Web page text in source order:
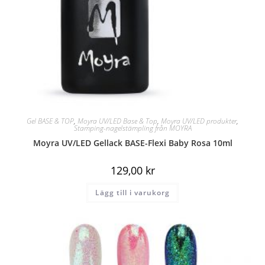
Gel BASE & TOP, Moyra UV/LED Base & Top, Moyra UV/LED produkter,
Stamping-nagelstämpling från MOYRA
Moyra UV/LED Gellack BASE-Flexi Baby Rosa 10ml
129,00 kr
Lägg till i varukorg